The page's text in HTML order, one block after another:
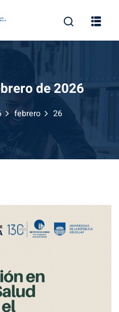
de 2026
febrero 26